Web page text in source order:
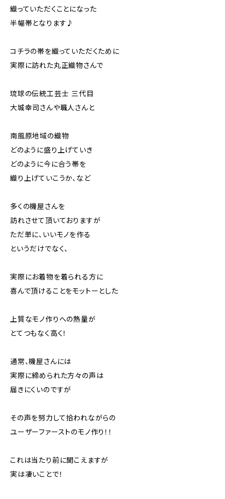
織っていただくことになった
半幅帯となります♪
コチラの帯を織っていただくために
実際に訪れた丸正織物さんで
琉球の伝統工芸士 三代目
大城幸司さんや職人さんと
南風原地域の織物
どのように盛り上げていき
どのように今に合う帯を
織り上げていこうか、など
多くの機屋さんを
訪れさせて頂いておりますが
ただ単に、いいモノを作る
というだけでなく、
実際にお着物を着られる方に
喜んで頂けることをモットーとした
上質なモノ作りへの熱量が
とてつもなく高く！
通常、機屋さんには
実際に締められた方々の声は
届きにくいのですが
その声を努力して拾われながらの
ユーザーファーストのモノ作り！！
これは当たり前に聞こえますが
実は凄いことで！